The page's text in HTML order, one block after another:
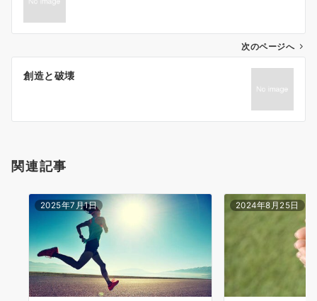
ビ
ン
次のページへ
創造と破壊
関連記事
2025年7月1日 2024年8月25日